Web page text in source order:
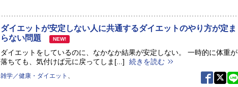
ダイエットが安定しない人に共通するダイエットのやり方が定ま
らない問題
NEW!
ダイエットをしているのに、なかなか結果が安定しない。 一時的に体重が
落ちても、気付けば元に戻ってしま[...]
続きを読む
雑学／健康・ダイエット 、